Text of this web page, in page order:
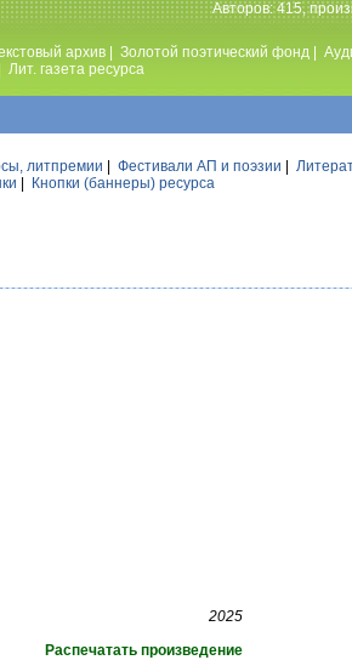
Авторов: 415,
архив Золотой поэтический фонд
Лит. газета ресурса
литпремии Фестивали АП и поэзии
Кнопки (баннеры) ресурса
2025
Распечатать произведение